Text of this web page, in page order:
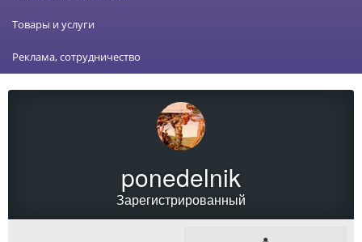
Товары и услуги
Реклама, сотрудничество
ponedelnik
Зарегистрированный